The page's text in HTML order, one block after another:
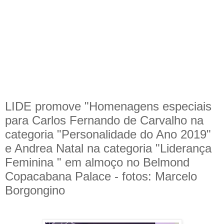
LIDE promove "Homenagens especiais
para Carlos Fernando de Carvalho na
categoria "Personalidade do Ano 2019"
e Andrea Natal na categoria "Liderança
Feminina " em almoço no Belmond
Copacabana Palace - fotos: Marcelo
Borgongino